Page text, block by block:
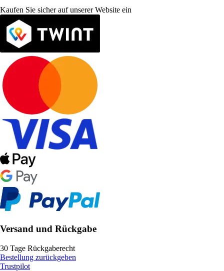
Kaufen Sie sicher auf unserer Website ein
Versand und Rückgabe
30 Tage Rückgaberecht
Bestellung zurückgeben
Trustpilot